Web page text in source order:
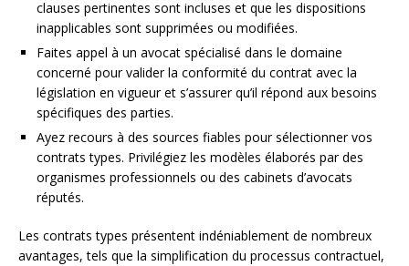
clauses pertinentes sont incluses et que les dispositions
inapplicables sont supprimées ou modifiées.
Faites appel à un avocat spécialisé dans le domaine
concerné pour valider la conformité du contrat avec la
législation en vigueur et s’assurer qu’il répond aux besoins
spécifiques des parties.
Ayez recours à des sources fiables pour sélectionner vos
contrats types. Privilégiez les modèles élaborés par des
organismes professionnels ou des cabinets d’avocats
réputés.
Les contrats types présentent indéniablement de nombreux
avantages, tels que la simplification du processus contractuel,